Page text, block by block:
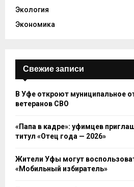
Экология
Экономика
Свежие записи
В Уфе откроют муниципальное
ветеранов СВО
«Папа в кадре»: уфимцев
титул «Отец года — 2026»
Жители Уфы могут
«Мобильный избиратель»